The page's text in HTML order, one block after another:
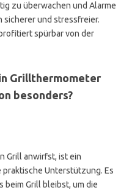
zu überwachen und Alarme
sicherer und stressfreier.
spürbar von der
Grillthermometer
besonders?
Grill anwirfst, ist ein
Unterstützung. Es
beim Grill bleibst, um die